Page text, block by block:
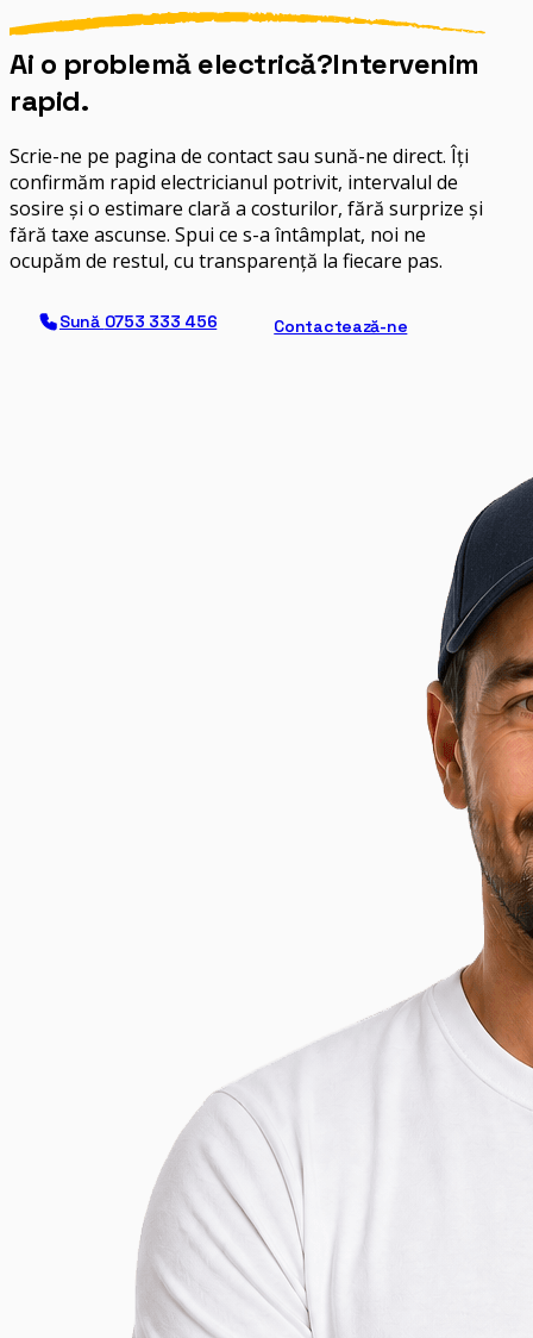
Ai o problemă electrică?Intervenim
rapid.
Scrie-ne pe pagina de contact sau sună-ne direct. Îți
confirmăm rapid electricianul potrivit, intervalul de
sosire și o estimare clară a costurilor, fără surprize și
fără taxe ascunse. Spui ce s-a întâmplat, noi ne
ocupăm de restul, cu transparență la fiecare pas.
Sună 0753 333 456 Contactează-ne